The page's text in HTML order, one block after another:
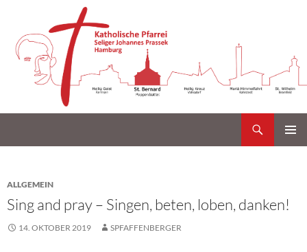
ALLGEMEIN
Sing and pray – Singen, beten, loben, danken!
14. OKTOBER 2019 SPFAFFENBERGER